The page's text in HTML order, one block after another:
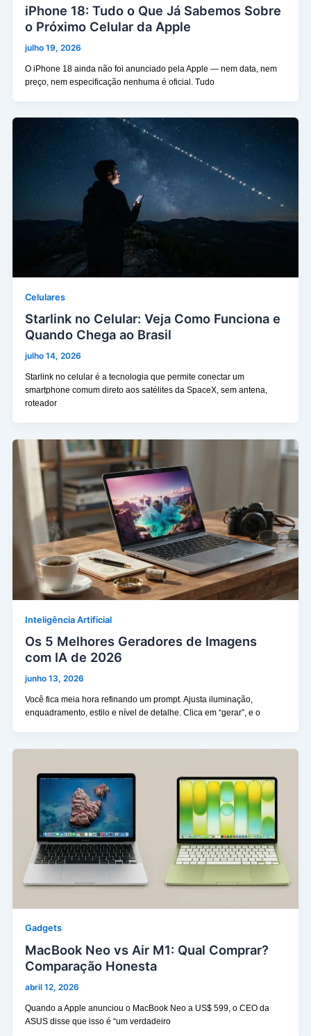
iPhone 18: Tudo o Que Já Sabemos Sobre
o Próximo Celular da Apple
julho 19, 2026
O iPhone 18 ainda não foi anunciado pela Apple — nem data, nem
preço, nem especificação nenhuma é oficial. Tudo
Celulares
Starlink no Celular: Veja Como Funciona e
Quando Chega ao Brasil
julho 14, 2026
Starlink no celular é a tecnologia que permite conectar um
smartphone comum direto aos satélites da SpaceX, sem antena,
roteador
Inteligência Artificial
Os 5 Melhores Geradores de Imagens
com IA de 2026
junho 13, 2026
Você fica meia hora refinando um prompt. Ajusta iluminação,
enquadramento, estilo e nível de detalhe. Clica em “gerar”, e o
Gadgets
MacBook Neo vs Air M1: Qual Comprar?
Comparação Honesta
abril 12, 2026
Quando a Apple anunciou o MacBook Neo a US$ 599, o CEO da
ASUS disse que isso é “um verdadeiro